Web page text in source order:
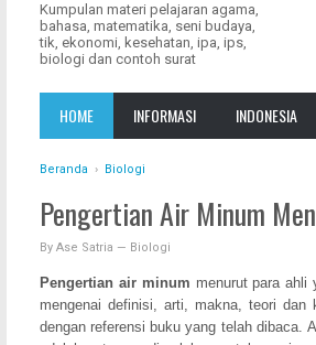
Kumpulan materi pelajaran agama,
bahasa, matematika, seni budaya,
tik, ekonomi, kesehatan, ipa, ips,
biologi dan contoh surat
HOME INFORMASI INDONESIA
Beranda › Biologi
Pengertian Air Minum
By Ase Satria — Biologi
Pengertian air minum menurut para ahli
mengenai definisi, arti, makna, teori dan
dengan referensi buku yang telah dibaca.